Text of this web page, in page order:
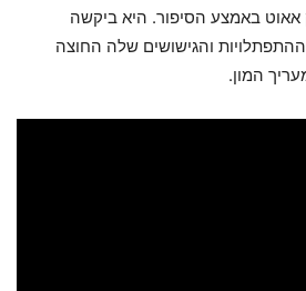
באמצע הסיפור. היא ביקשה
והגישושים שלה החוצה
המון.